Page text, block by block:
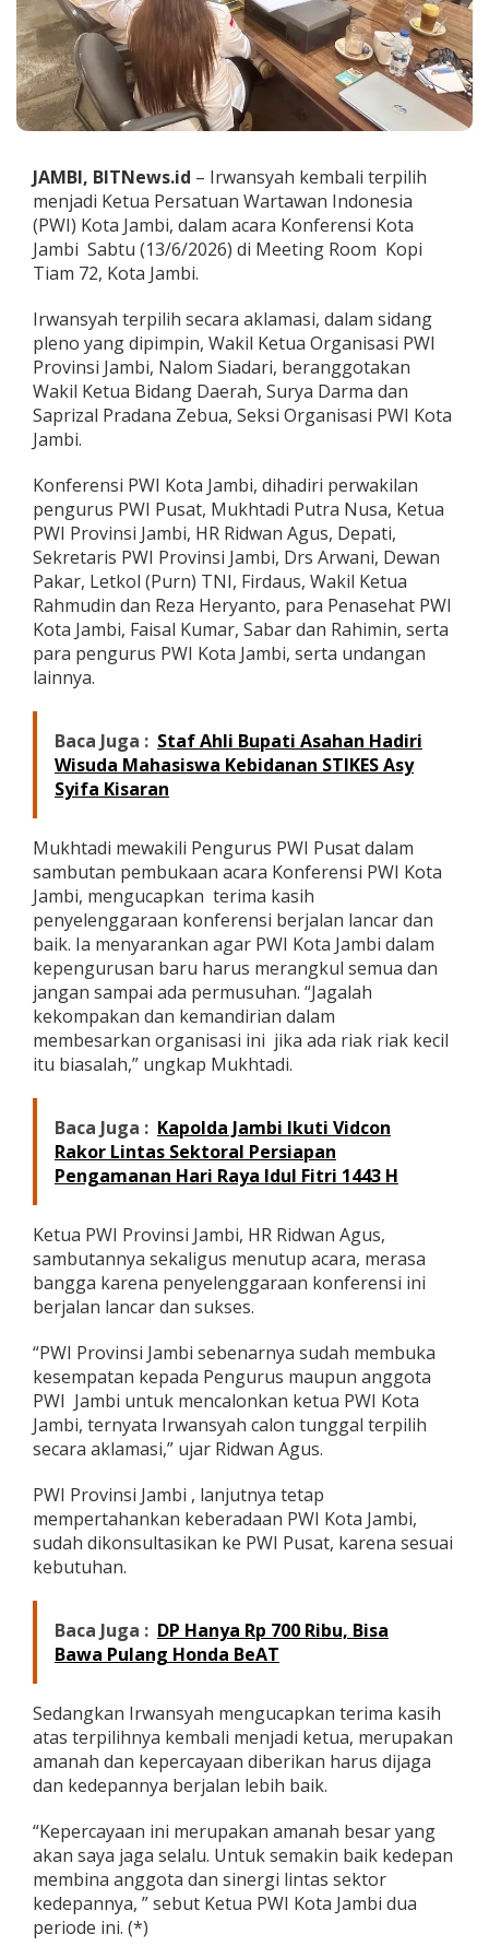
p
I
K
t
a
J
a
m
b
JAMBI, BITNews.id – Irwansyah kembali terpilih
menjadi Ketua Persatuan Wartawan Indonesia
(PWI) Kota Jambi, dalam acara Konferensi Kota
Jambi Sabtu (13/6/2026) di Meeting Room Kopi
Tiam 72, Kota Jambi.
Irwansyah terpilih secara aklamasi, dalam sidang
pleno yang dipimpin, Wakil Ketua Organisasi PWI
Provinsi Jambi, Nalom Siadari, beranggotakan
Wakil Ketua Bidang Daerah, Surya Darma dan
Saprizal Pradana Zebua, Seksi Organisasi PWI Kota
Jambi.
Konferensi PWI Kota Jambi, dihadiri perwakilan
pengurus PWI Pusat, Mukhtadi Putra Nusa, Ketua
PWI Provinsi Jambi, HR Ridwan Agus, Depati,
Sekretaris PWI Provinsi Jambi, Drs Arwani, Dewan
Pakar, Letkol (Purn) TNI, Firdaus, Wakil Ketua
Rahmudin dan Reza Heryanto, para Penasehat PWI
Kota Jambi, Faisal Kumar, Sabar dan Rahimin, serta
para pengurus PWI Kota Jambi, serta undangan
lainnya.
Baca Juga : Staf Ahli Bupati Asahan Hadiri
Wisuda Mahasiswa Kebidanan STIKES Asy
Syifa Kisaran
Mukhtadi mewakili Pengurus PWI Pusat dalam
sambutan pembukaan acara Konferensi PWI Kota
Jambi, mengucapkan terima kasih
penyelenggaraan konferensi berjalan lancar dan
baik. Ia menyarankan agar PWI Kota Jambi dalam
kepengurusan baru harus merangkul semua dan
jangan sampai ada permusuhan. “Jagalah
kekompakan dan kemandirian dalam
membesarkan organisasi ini jika ada riak riak kecil
itu biasalah,” ungkap Mukhtadi.
Baca Juga : Kapolda Jambi Ikuti Vidcon
Rakor Lintas Sektoral Persiapan
Pengamanan Hari Raya Idul Fitri 1443 H
Ketua PWI Provinsi Jambi, HR Ridwan Agus,
sambutannya sekaligus menutup acara, merasa
bangga karena penyelenggaraan konferensi ini
berjalan lancar dan sukses.
“PWI Provinsi Jambi sebenarnya sudah membuka
kesempatan kepada Pengurus maupun anggota
PWI Jambi untuk mencalonkan ketua PWI Kota
Jambi, ternyata Irwansyah calon tunggal terpilih
secara aklamasi,” ujar Ridwan Agus.
PWI Provinsi Jambi , lanjutnya tetap
mempertahankan keberadaan PWI Kota Jambi,
sudah dikonsultasikan ke PWI Pusat, karena sesuai
kebutuhan.
Baca Juga : DP Hanya Rp 700 Ribu, Bisa
Bawa Pulang Honda BeAT
Sedangkan Irwansyah mengucapkan terima kasih
atas terpilihnya kembali menjadi ketua, merupakan
amanah dan kepercayaan diberikan harus dijaga
dan kedepannya berjalan lebih baik.
“Kepercayaan ini merupakan amanah besar yang
akan saya jaga selalu. Untuk semakin baik kedepan
membina anggota dan sinergi lintas sektor
kedepannya, ” sebut Ketua PWI Kota Jambi dua
periode ini. (*)